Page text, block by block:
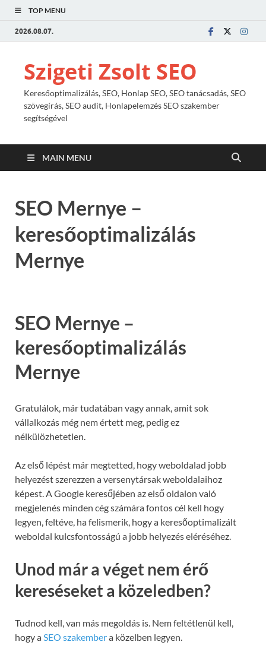
TOP MENU
2026.08.07.
Szigeti Zsolt SEO
Keresőoptimalizálás, SEO, Honlap SEO, SEO tanácsadás, SEO
szövegírás, SEO audit, Honlapelemzés SEO szakember
segítségével
MAIN MENU
SEO Mernye –
keresőoptimalizálás
Mernye
SEO Mernye –
keresőoptimalizálás
Mernye
Gratulálok, már tudatában vagy annak, amit sok
vállalkozás még nem értett meg, pedig ez
nélkülözhetetlen.
Az első lépést már megtetted, hogy weboldalad jobb
helyezést szerezzen a versenytársak weboldalaihoz
képest. A Google keresőjében az első oldalon való
megjelenés minden cég számára fontos cél kell hogy
legyen, feltéve, ha felismerik, hogy a keresőoptimalizált
weboldal kulcsfontosságú a jobb helyezés eléréséhez.
Unod már a véget nem érő
kereséseket a közeledben?
Tudnod kell, van más megoldás is. Nem feltétlenül kell,
hogy aSEO szakembera közelben legyen.